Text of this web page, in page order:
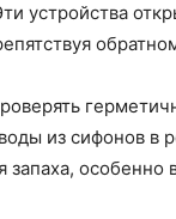
устройства
из сифонов в
запаха,